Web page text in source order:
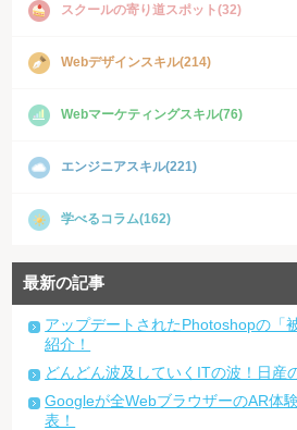
スクールの寄り道スポット(32)
Webデザインスキル(214)
Webマーケティングスキル(76)
エンジニアスキル(221)
学べるコラム(162)
最新の記事
アップデートされたPhotoshopの「
紹介！
どんどん波及していくITの波！日産
Googleが全WebブラウザーのAR体
表！